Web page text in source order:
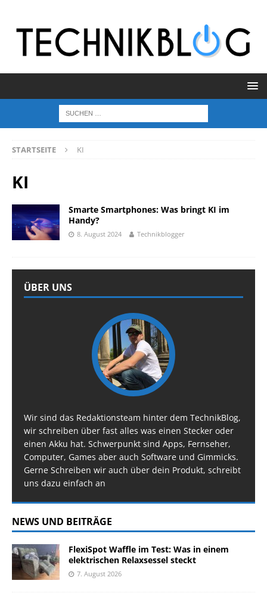
STARTSEITE KI
KI
Smarte Smartphones: Was bringt KI im
Handy?
8. August 2024 Technikblogger
ÜBER UNS
Wir sind das Redaktionsteam hinter dem TechnikBlog,
wir schreiben über fast alles was einen Stecker oder
einen Akku hat. Schwerpunkt sind Apps, Fernseher,
Computer, Games aber auch Software und Gimmicks.
Gerne Schreiben wir auch über dein Produkt, schreibt
uns dazu einfach an
NEWS UND BEITRÄGE
FlexiSpot Waffle im Test: Was in einem
elektrischen Relaxsessel steckt
7. August 2026